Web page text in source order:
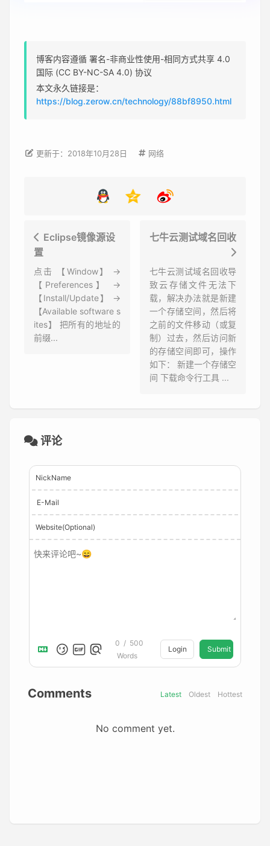
博客内容遵循 署名-非商业性使用-相同方式共享 4.0
国际 (CC BY-NC-SA 4.0) 协议
本文永久链接是：
https://blog.zerow.cn/technology/88bf8950.html
更新于：2018年10月28日 网络
Eclipse镜像源设
置
点击 【Window】 ->
【Preferences】 ->
【Install/Update】 ->
【Available software s
ites】 把所有的地址的
前缀...
七牛云测试域名回收
七牛云测试域名回收导
致云存储文件无法下
载，解决办法就是新建
一个存储空间，然后将
之前的文件移动（或复
制）过去，然后访问新
的存储空间即可，操作
如下： 新建一个存储空
间 下载命令行工具 ...
评论
NickName
E-Mail
Website(Optional)
0 / 500
Words
Login Submit
Comments Latest Oldest Hottest
No comment yet.